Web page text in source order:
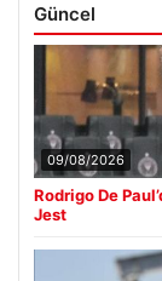
Güncel
09/08/2026
Rodrigo De
Jest